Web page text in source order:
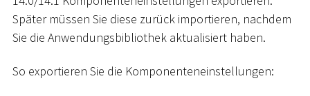
Später müssen Sie diese zurück importieren, nachdem
Sie die Anwendungsbibliothek aktualisiert haben.
So exportieren Sie die Komponenteneinstellungen: